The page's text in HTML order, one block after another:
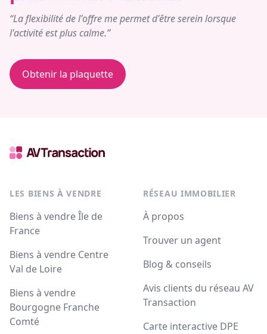
“La flexibilité de l'offre me permet d'être serein lorsque
l'activité est plus calme.”
Obtenir la plaquette
LES BIENS À VENDRE
Biens à vendre Île de
France
Biens à vendre Centre
Val de Loire
Biens à vendre
Bourgogne Franche
Comté
RÉSEAU IMMOBILIER
À propos
Trouver un agent
Blog & conseils
Avis clients du réseau AV
Transaction
Carte interactive DPE